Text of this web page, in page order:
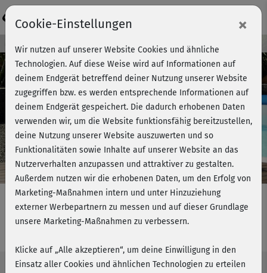
Play
Video
Kursvorschau - Jetzt mitmachen!
Fatburner Fun - Full Body Strength
Cookie-Einstellungen ×
Wir nutzen auf unserer Website Cookies und ähnliche
Technologien. Auf diese Weise wird auf Informationen auf
deinem Endgerät betreffend deiner Nutzung unserer Website
zugegriffen bzw. es werden entsprechende Informationen auf
deinem Endgerät gespeichert. Die dadurch erhobenen Daten
verwenden wir, um die Website funktionsfähig bereitzustellen,
deine Nutzung unserer Website auszuwerten und so
Funktionalitäten sowie Inhalte auf unserer Website an das
Nutzerverhalten anzupassen und attraktiver zu gestalten.
Außerdem nutzen wir die erhobenen Daten, um den Erfolg von
Marketing-Maßnahmen intern und unter Hinzuziehung
externer Werbepartnern zu messen und auf dieser Grundlage
unsere Marketing-Maßnahmen zu verbessern.
Klicke auf „Alle akzeptieren“, um deine Einwilligung in den
Einsatz aller Cookies und ähnlichen Technologien zu erteilen